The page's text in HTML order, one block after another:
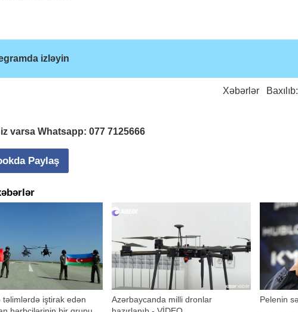
izləyin
Xəbərlər
varsa Whatsapp: 077 7125666
Paylaş
təlimlərdə iştirak edən
Azərbaycanda milli dronlar
Pelenin